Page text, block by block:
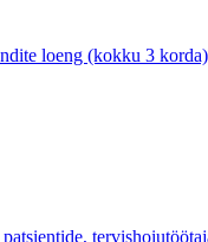
loeng (kokku 3